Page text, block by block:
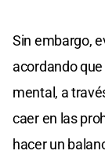
Sin embargo,
acordando
mental, a
caer en las
hacer un